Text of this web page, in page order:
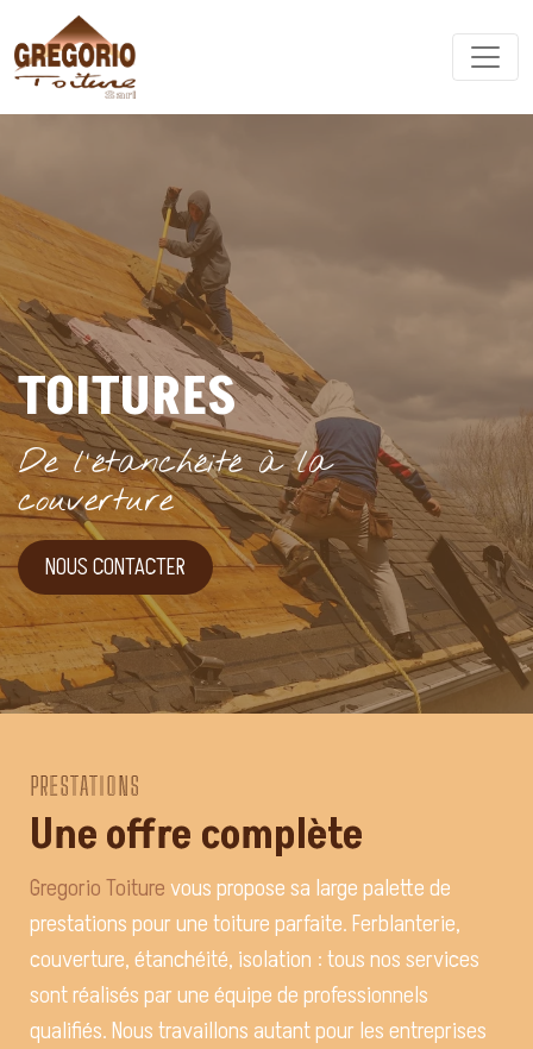
TOITURES
De l'étanchéité à la
couverture
NOUS CONTACTER
PRESTATIONS
Une offre complète
Gregorio Toiturevous propose sa large palette de
prestations pour une toiture parfaite. Ferblanterie,
couverture, étanchéité, isolation : tous nos services
sont réalisés par une équipe de professionnels
qualifiés. Nous travaillons autant pour les entreprises